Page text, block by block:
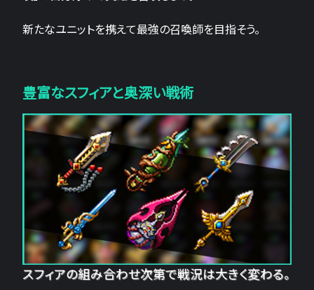
新たなユニットを携えて最強の召喚師を目指そう。
豊富なスフィアと奥深い戦術
スフィアの組み合わせ次第で戦況は大きく変わる。